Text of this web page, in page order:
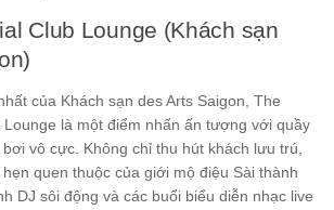
Club Lounge (Khách sạn
của Khách sạn des Arts Saigon, The
Lounge là một điểm nhấn ấn tượng với quầy
vô cực. Không chỉ thu hút khách lưu trú,
quen thuộc của giới mộ điệu Sài thành
DJ sôi động và các buổi biểu diễn nhạc live